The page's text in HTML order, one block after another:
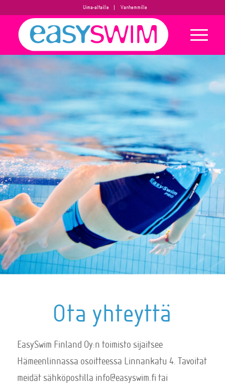
Uima-altaille Vanhemmille
Ota yhteyttä
EasySwim Finland Oy:n toimisto sijaitsee
Hämeenlinnassa osoitteessa Linnankatu 4. Tavoitat
meidät sähköpostilla info@easyswim.fi tai